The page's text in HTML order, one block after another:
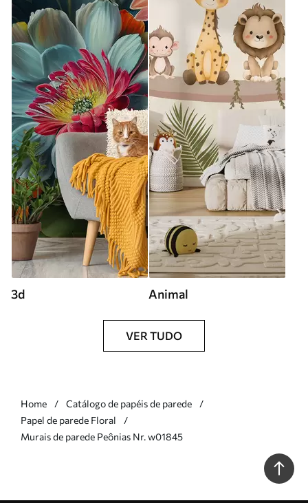
3d Animal
VER TUDO
Home
Catálogo de papéis de parede
Papel de parede Floral
Murais de parede Peônias Nr. w01845